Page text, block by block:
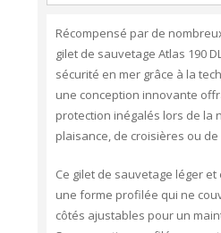
Récompensé par de
gilet de sauvetage Atlas 190
sécurité en mer grâce à la
une conception innovante
protection inégalés lors de la
plaisance, de croisières ou
Ce gilet de sauvetage léger
une forme profilée qui ne
côtés ajustables pour un